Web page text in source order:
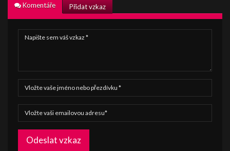
Komentáře Přidat vzkaz
Odeslat vzkaz